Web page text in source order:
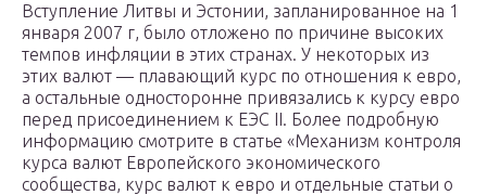
Вступление Литвы и Эстонии, запланированное на 1
января 2007 г, было отложено по причине высоких
темпов инфляции в этих странах. У некоторых из
этих валют — плавающий курс по отношения к евро,
а остальные односторонне привязались к курсу евро
перед присоединением к ЕЭС II. Более подробную
информацию смотрите в статье «Механизм контроля
курса валют Европейского экономического
сообщества, курс валют к евро и отдельные статьи о